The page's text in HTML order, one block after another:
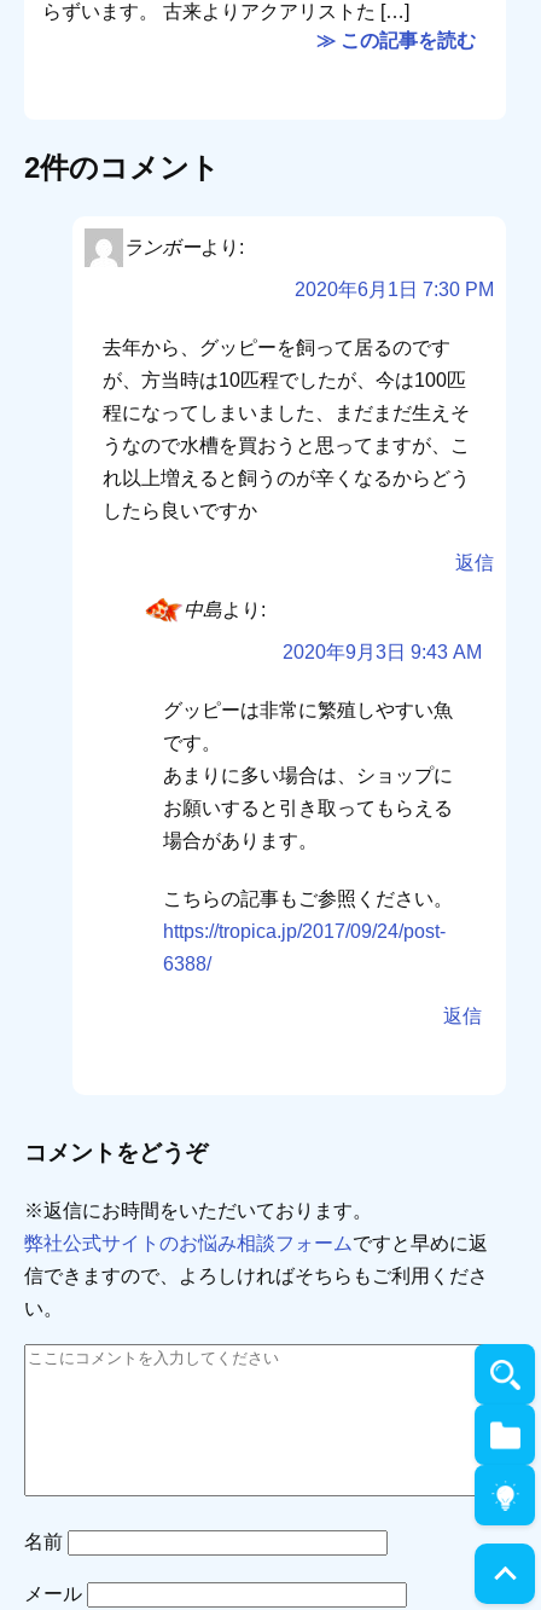
らずいます。 古来よりアクアリストた […]
≫ この記事を読む
2件のコメント
ランボーより:
2020年6月1日 7:30 PM
去年から、グッピーを飼って居るのです
が、方当時は10匹程でしたが、今は100匹
程になってしまいました、まだまだ生えそ
うなので水槽を買おうと思ってますが、こ
れ以上増えると飼うのが辛くなるからどう
したら良いですか
返信
中島より:
2020年9月3日 9:43 AM
グッピーは非常に繁殖しやすい魚
です。
あまりに多い場合は、ショップに
お願いすると引き取ってもらえる
場合があります。
こちらの記事もご参照ください。
https://tropica.jp/2017/09/24/post-
6388/
返信
コメントをどうぞ
※返信にお時間をいただいております。
弊社公式サイトのお悩み相談フォームですと早めに返
信できますので、よろしければそちらもご利用くださ
い。
名前
メール